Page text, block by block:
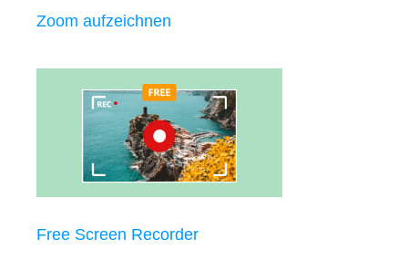
Zoom aufzeichnen
Free Screen Recorder